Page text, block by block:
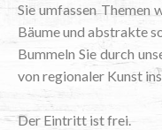
Sie umfas­sen The­men
Bäu­me und abs­trak­te
Bum­meln Sie durch
von regio­na­ler Kunst
Der Ein­tritt ist frei.